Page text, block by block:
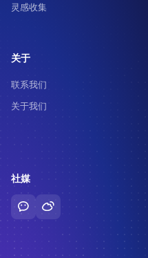
灵感收集
关于
联系我们
关于我们
社媒